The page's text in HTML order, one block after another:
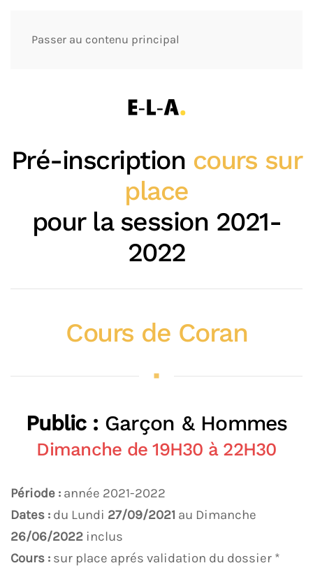
Passer au contenu principal
Pré-inscription cours sur
place
pour la session 2021-
2022
Cours de Coran
Public : Garçon & Hommes
Dimanche de 19H30 à 22H30
Période : année 2021-2022
Dates : du Lundi 27/09/2021 au Dimanche
26/06/2022 inclus
Cours : sur place aprés validation du dossier *